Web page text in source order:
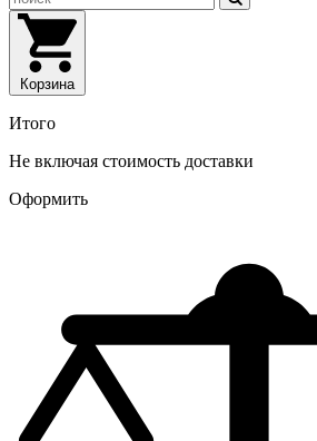
Корзина
Итого
Не включая стоимость доставки
Оформить